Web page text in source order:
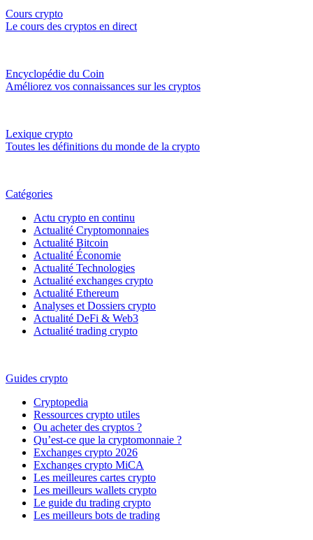
Cours crypto
Le cours des cryptos en direct
Encyclopédie du Coin
Améliorez vos connaissances sur les cryptos
Lexique crypto
Toutes les définitions du monde de la crypto
Catégories
Actu crypto en continu
Actualité Cryptomonnaies
Actualité Bitcoin
Actualité Économie
Actualité Technologies
Actualité exchanges crypto
Actualité Ethereum
Analyses et Dossiers crypto
Actualité DeFi & Web3
Actualité trading crypto
Guides crypto
Cryptopedia
Ressources crypto utiles
Ou acheter des cryptos ?
Qu’est-ce que la cryptomonnaie ?
Exchanges crypto 2026
Exchanges crypto MiCA
Les meilleures cartes crypto
Les meilleurs wallets crypto
Le guide du trading crypto
Les meilleurs bots de trading